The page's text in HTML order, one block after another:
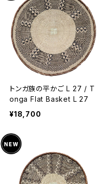
トンガ族の平かご L 27 / T
onga Flat Basket L 27
¥18,700